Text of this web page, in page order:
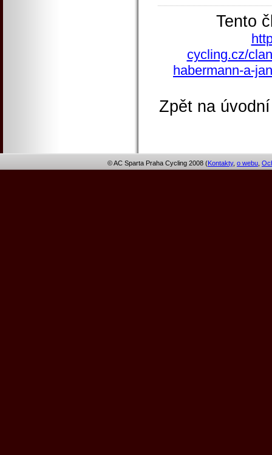
Tento
cycling.cz/
habermann-a-
Zpět na
© AC Sparta Praha Cycling 2008 (Kontakty, o webu